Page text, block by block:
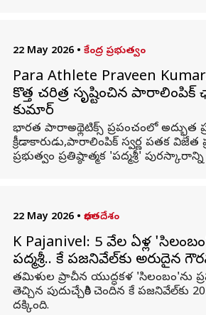
22 May 2026 • కేంద్ర ప్రభుత్వం
Para Athlete Praveen Kumar:
కొత్త చరిత్ర సృష్టించిన
కుమార్
భారత పారాఅథ్లెటిక్స్ ప్రపంచంలో అద్భుత
క్రీడాకారుడు,పారాలింపిక్ స్వర్ణ పతక విజేత
ప్రభుత్వం ప్రతిష్ఠాత్మక 'పద్మశ్రీ'
22 May 2026 • భారతదేశం
K Pajanivel: 5 వేల ఏళ్ల
పద్మశ్రీ.. కే పజనివేల్‌కు అరుదైన
తమిళుల ప్రాచీన యుద్ధకళ 'సిలంబం'ను
తెచ్చిన పుదుచ్చేరికి చెందిన కే పజనివేల్‌కు
దక్కింది.